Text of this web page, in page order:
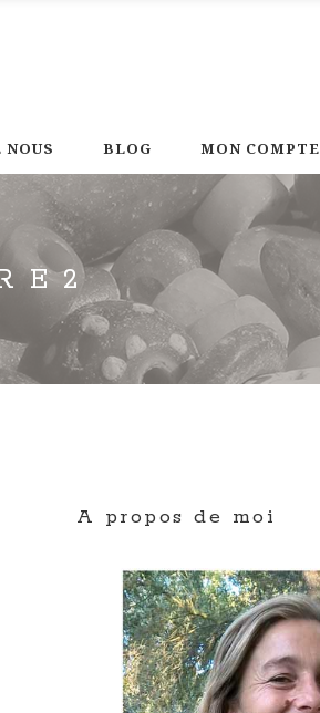
NOUS BLOG MON COMPTE
A propos de moi